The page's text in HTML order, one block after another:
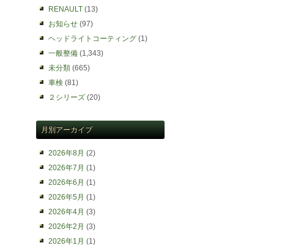
RENAULT (13)
お知らせ (97)
ヘッドライトコーティング (1)
一般整備 (1,343)
未分類 (665)
車検 (81)
２シリーズ (20)
月別アーカイブ
2026年8月 (2)
2026年7月 (1)
2026年6月 (1)
2026年5月 (1)
2026年4月 (3)
2026年2月 (3)
2026年1月 (1)